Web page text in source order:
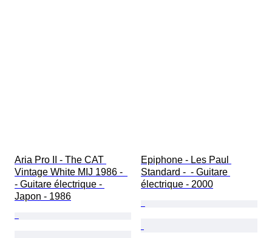
Aria Pro II - The CAT
Vintage White MIJ 1986 -
- Guitare électrique -
Japon - 1986
Epiphone - Les Paul
Standard -  - Guitare
électrique - 2000